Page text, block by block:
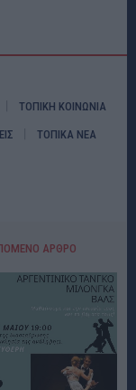
ΤΟΠΙΚΗ ΚΟΙΝΩΝΙΑ
ΤΟΠΙΚΑ ΝΕΑ
ΆΡΘΡΟ